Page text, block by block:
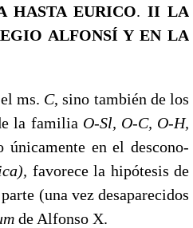
HASTA EURICO. II LA
ALFONSÍ Y EN LA
ms. C, sino también de los
la familia O-Sl, O-C, O-H,
únicamente en el descono­
favorece la hipótesis de
(una vez desapareci­dos
de Alfonso X.